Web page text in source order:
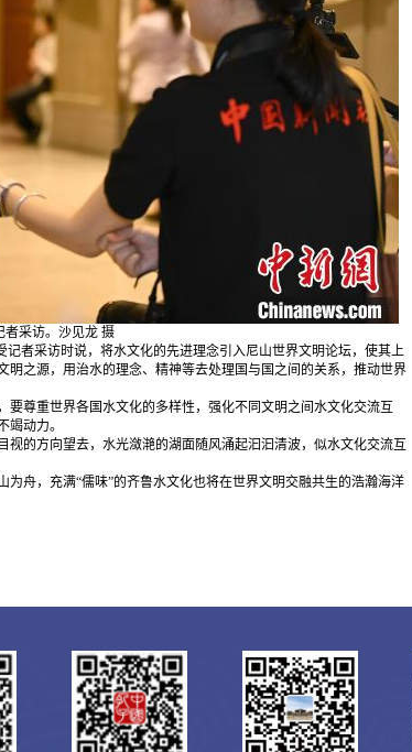
采访。沙见龙 摄
者采访时说，将水文化的先进理念引入尼山世界文明论坛，使其上
之源，用治水的理念、精神等去处理国与国之间的关系，推动世界
尊重世界各国水文化的多样性，强化不同文明之间水文化交流互
动力。
的方向望去，水光潋滟的湖面随风涌起汩汩清波，似水文化交流互
舟，充满“儒味”的齐鲁水文化也将在世界文明交融共生的浩瀚海洋